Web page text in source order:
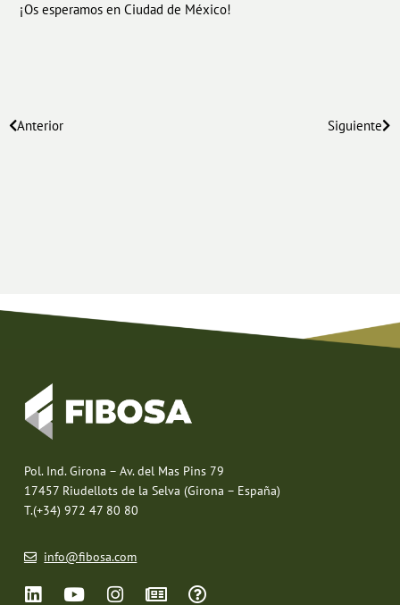
¡Os esperamos en Ciudad de México!
Anterior Siguiente
Pol. Ind. Girona – Av. del Mas Pins 79
17457 Riudellots de la Selva (Girona – España)
T.(+34) 972 47 80 80
info@fibosa.com